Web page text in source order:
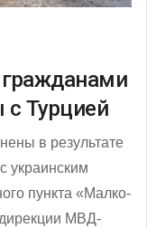
с Турцией
в результате
украинским
пункта «Малко-
МВД-